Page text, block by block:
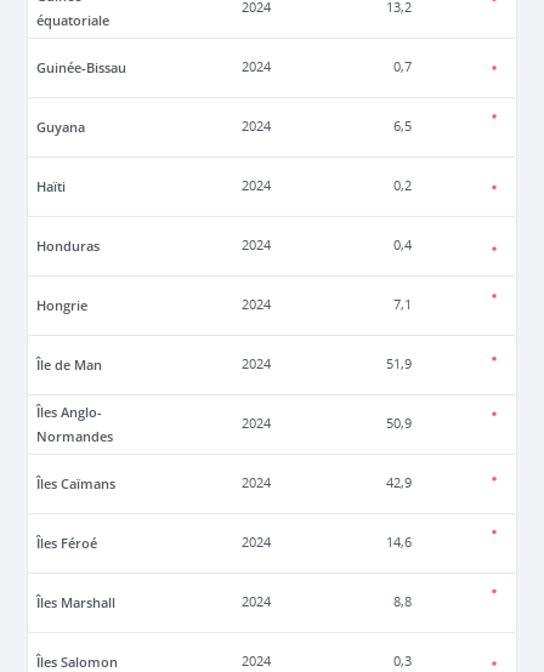
équatoriale
2024 13,2
Guinée-Bissau 2024 0,7
Guyana 2024 6,5
Haïti 2024 0,2
Honduras 2024 0,4
Hongrie 2024 7,1
Île de Man 2024 51,9
Îles Anglo-
Normandes
2024 50,9
Îles Caïmans 2024 42,9
Îles Féroé 2024 14,6
Îles Marshall 2024 8,8
Îles Salomon 2024 0,3